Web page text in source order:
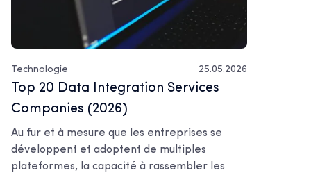
Technologie 25.05.2026
Top 20 Data Integration Services
Companies (2026)
Au fur et à mesure que les entreprises se
développent et adoptent de multiples
plateformes, la capacité à rassembler les